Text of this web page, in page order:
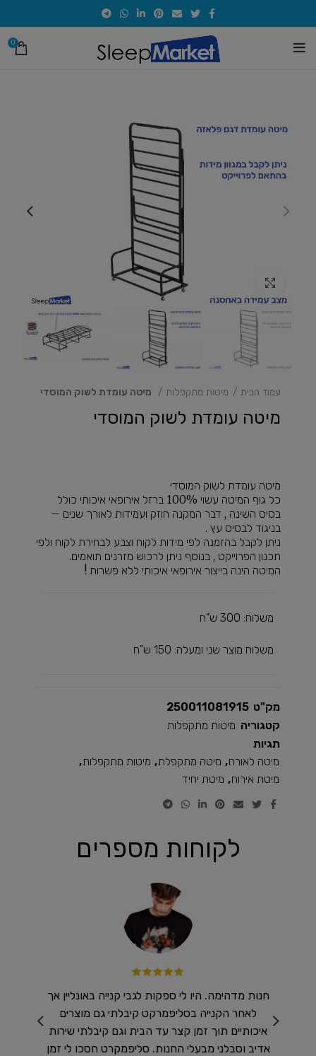
0
אזל
לחץ להגדלת התמונה
עמוד הבית מיטות מתקפלות מיטה עומדת לשוק המוסדי
מיטה עומדת לשוק המוסדי
מיטה עומדת לשוק המוסדי
כל גוף המיטה עשוי 100% ברזל אירופאי איכותי כולל
בסיס השינה , דבר המקנה חוזק ועמידות לאורך שנים –
בניגוד לבסיס עץ .
ניתן לקבל בהזמנה לפי מידות לקוח וצבע לבחירת לקוח ולפי
תכנון הפרוייקט , בנוסף ניתן לרכוש מזרנים תואמים.
המיטה הינה בייצור אירופאי איכותי ללא פשרות !
משלוח: 300 ש"ח
משלוח מוצר שני ומעלה: 150 ש"ח
מק"ט 250011081915
קטגוריה מיטות מתקפלות
תגיות
מיטה לאורח, מיטה מתקפלת, מיטות מתקפלות,
מיטת אירוח, מיטת יחיד
לקוחות מספרים
חנות מדהימה. היו לי ספקות לגבי קנייה באונליין אך
לאחר הקנייה בסליפמרקט קיבלתי גם מוצרים
איכותיים תוך זמן קצר עד הבית וגם קיבלתי שירות
אדיב וסבלני מבעלי החנות. סליפמקרט חסכו לי זמן